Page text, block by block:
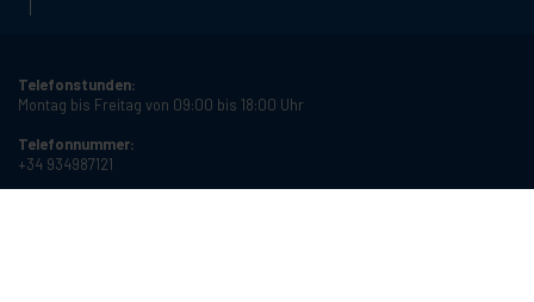
Telefonstunden:
Montag bis Freitag von 09:00 bis 18:00 Uhr
Telefonnummer:
+34 934987121